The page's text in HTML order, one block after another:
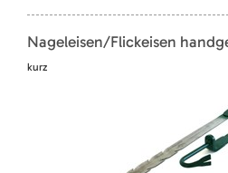
Nageleisen/Flickeisen
kurz